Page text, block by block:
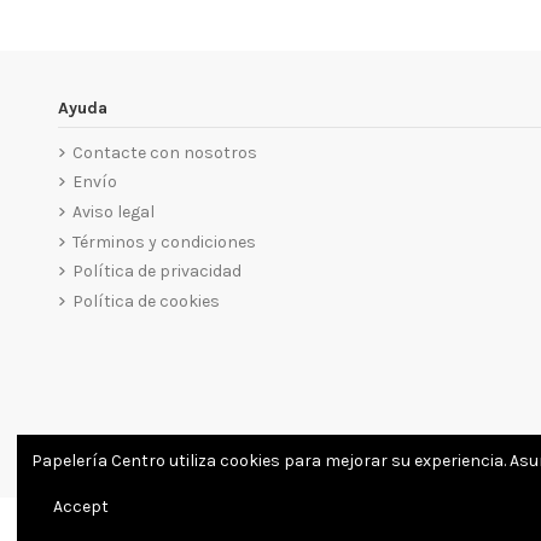
Ayuda
Contacte con nosotros
Envío
Aviso legal
Términos y condiciones
Política de privacidad
Política de cookies
Papelería Centro utiliza cookies para mejorar su experiencia.
Accept